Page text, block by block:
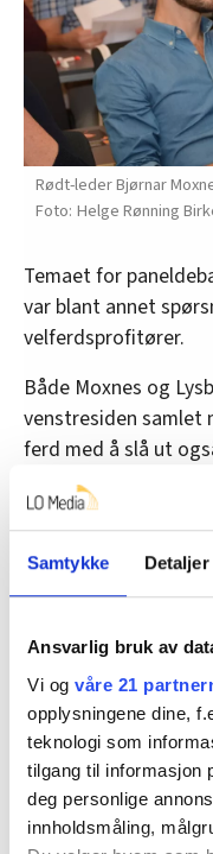
Samtykke Detaljer
Ansvarlig bruk av
Vi og våre 21
opplysningene dine,
teknologi som
tilgang til informasjon
deg personlige
innholdsmåling,
Rødt-leder Bjørnar
Helge Rønning
Temaet for
var blant annet
velferdsprofitører.
Både Moxnes og
venstresiden samlet
ferd med å slå ut
selskap kommer til
– Profitten skal ut
oss på. Også
vår siden i denne
trenger vi en samlet
at ikke penger vi
landet. Og vi
Bjørnar Moxnes.
– Når det er mer
barnehage enn å